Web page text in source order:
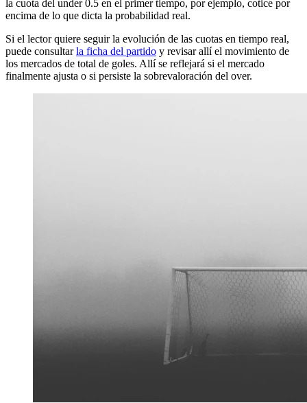
la cuota del under 0.5 en el primer tiempo, por ejemplo, cotice por
encima de lo que dicta la probabilidad real.
Si el lector quiere seguir la evolución de las cuotas en tiempo real,
puede consultarla ficha del partido y revisar allí el movimiento de
los mercados de total de goles. Allí se reflejará si el mercado
finalmente ajusta o si persiste la sobrevaloración del over.